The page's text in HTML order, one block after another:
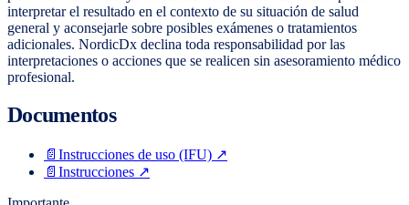
interpretar el resultado en el contexto de su situación de salud
general y aconsejarle sobre posibles exámenes o tratamientos
adicionales. NordicDx declina toda responsabilidad por las
interpretaciones o acciones que se realicen sin asesoramiento médico
profesional.
Documentos
📄 Instrucciones de uso (IFU) ↗
📄 Instrucciones ↗